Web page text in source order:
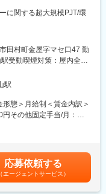
改善活動を主導し組織マ
メントキャリアの両方を
携を通じて、工場全体の
休暇制度により、心身のコ
境です。
トレスフリー）
に関する超大規模PJT/環
機化学×資源循環で
を創出する新規事業開発
電池（LiB）再生事業の立
学び、将来的には新たな
ます。
立ち上げフェーズに参画
題解決に貢献できる
田村町金屋字マセ口47 勤
受動喫煙対策：屋内全面
駅
態＞月給制＜賃金内訳＞
その他固定手当/月：
も目安の金額であり、選
月給(月額)は固定手当を含
応募依頼する
（エージェントサービス）